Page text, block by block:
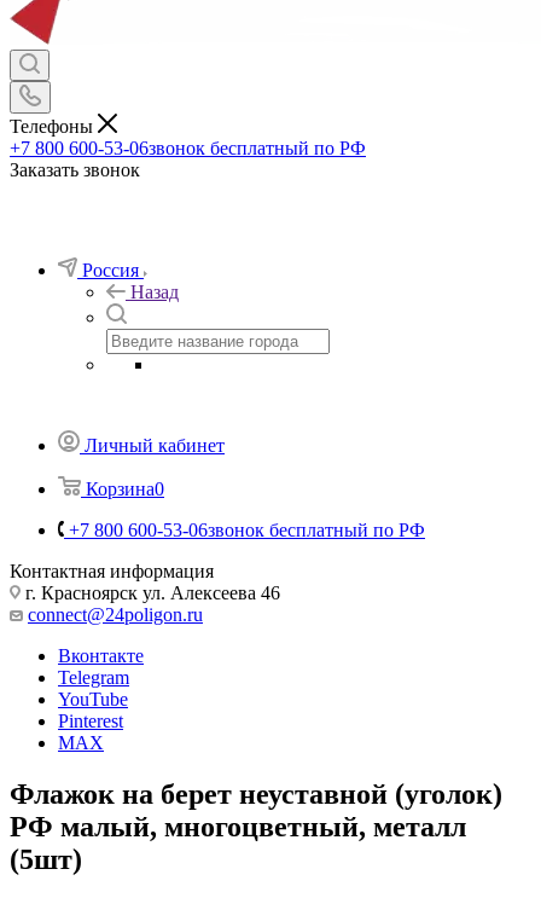
Телефоны
+7 800 600-53-06звонок бесплатный по РФ
Заказать звонок
Россия
Назад
Личный кабинет
Корзина0
+7 800 600-53-06звонок бесплатный по РФ
Контактная информация
г. Красноярск ул. Алексеева 46
connect@24poligon.ru
Вконтакте
Telegram
YouTube
Pinterest
MAX
Флажок на берет неуставной (уголок)
РФ малый, многоцветный, металл
(5шт)